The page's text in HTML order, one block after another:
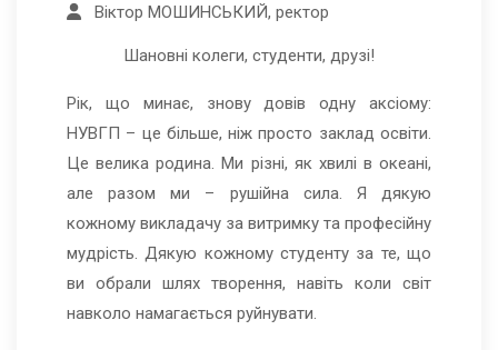
Віктор МОШИНСЬКИЙ, ректор
Шановні колеги, студенти, друзі!
Рік, що минає, знову довів одну аксіому:
НУВГП – це більше, ніж просто заклад освіти.
Це велика родина. Ми різні, як хвилі в океані,
але разом ми – рушійна сила. Я дякую
кожному викладачу за витримку та професійну
мудрість. Дякую кожному студенту за те, що
ви обрали шлях творення, навіть коли світ
навколо намагається руйнувати.